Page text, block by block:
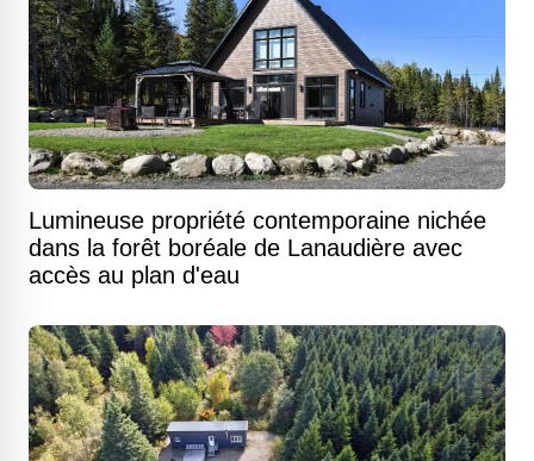
Lumineuse propriété contemporaine nichée
dans la forêt boréale de Lanaudière avec
accès au plan d'eau